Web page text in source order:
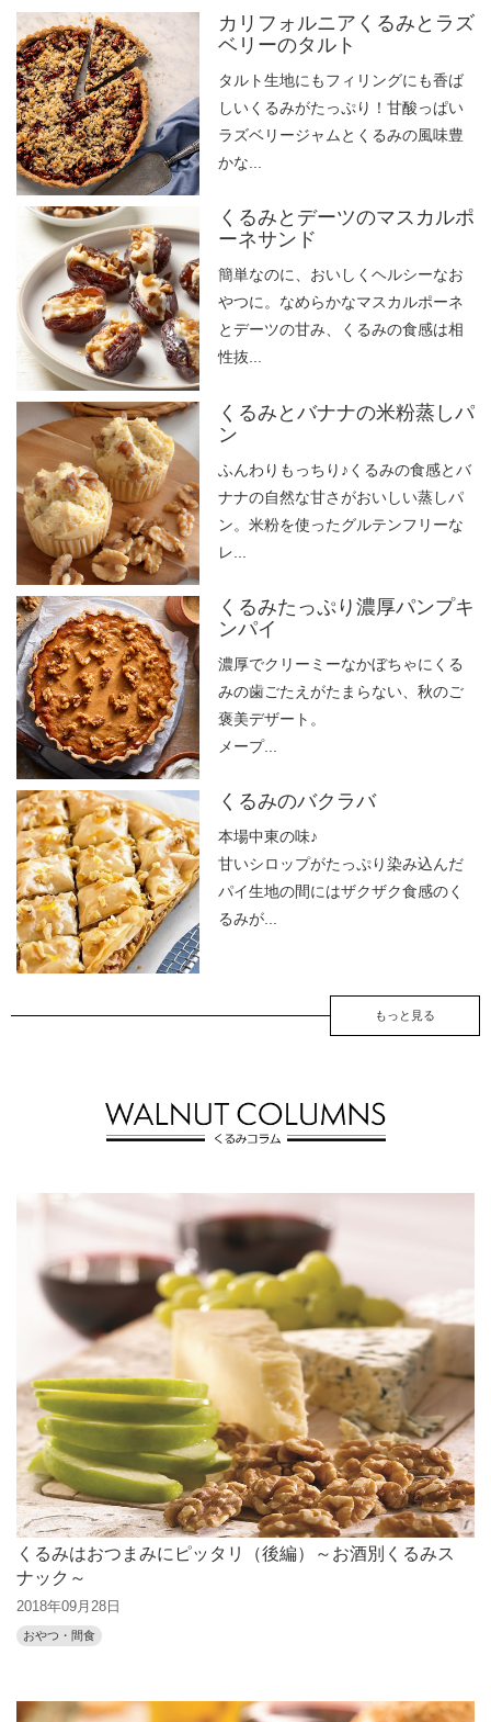
カリフォルニアくるみとラズ
ベリーのタルト
タルト生地にもフィリングにも香ば
しいくるみがたっぷり！甘酸っぱい
ラズベリージャムとくるみの風味豊
かな...
くるみとデーツのマスカルポ
ーネサンド
簡単なのに、おいしくヘルシーなお
やつに。なめらかなマスカルポーネ
とデーツの甘み、くるみの食感は相
性抜...
くるみとバナナの米粉蒸しパ
ン
ふんわりもっちり♪くるみの食感とバ
ナナの自然な甘さがおいしい蒸しパ
ン。米粉を使ったグルテンフリーな
レ...
くるみたっぷり濃厚パンプキ
ンパイ
濃厚でクリーミーなかぼちゃにくる
みの歯ごたえがたまらない、秋のご
褒美デザート。
メープ...
くるみのバクラバ
本場中東の味♪
甘いシロップがたっぷり染み込んだ
パイ生地の間にはザクザク食感のく
るみが...
もっと見る
くるみはおつまみにピッタリ（後編）～お酒別くるみス
ナック～
2018年09月28日
おやつ・間食